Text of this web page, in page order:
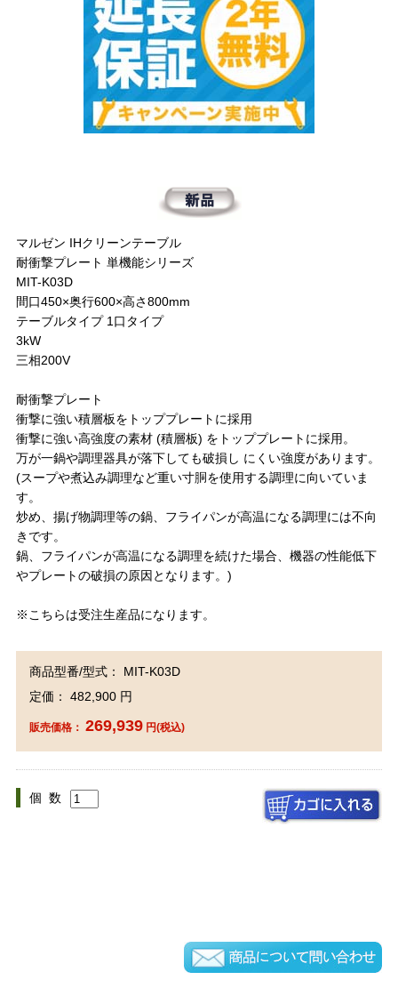
マルゼン IHクリーンテーブル
耐衝撃プレート 単機能シリーズ
MIT-K03D
間口450×奥行600×高さ800mm
テーブルタイプ 1口タイプ
3kW
三相200V
耐衝撃プレート
衝撃に強い積層板をトッププレートに採用
衝撃に強い高強度の素材 (積層板) をトッププレートに採用。
万が一鍋や調理器具が落下しても破損し にくい強度があります。
(スープや煮込み調理など重い寸胴を使用する調理に向いていま
す。
炒め、揚げ物調理等の鍋、フライパンが高温になる調理には不向
きです。
鍋、フライパンが高温になる調理を続けた場合、機器の性能低下
やプレートの破損の原因となります。)
※こちらは受注生産品になります。
商品型番/型式： MIT-K03D
定価： 482,900 円
販売価格： 269,939円(税込)
個 数